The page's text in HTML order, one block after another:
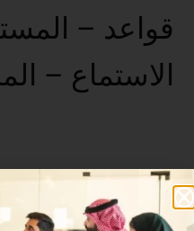
قواعد –
الاستماع –
عدد غير محدود من